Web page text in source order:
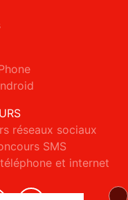
réseaux sociaux
SMS
et internet